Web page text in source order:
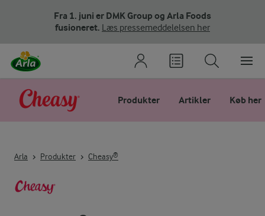
Fra 1. juni er DMK Group og Arla Foods
fusioneret. Læs pressemeddelelsen her
Produkter Artikler Køb her
Arla Produkter Cheasy®